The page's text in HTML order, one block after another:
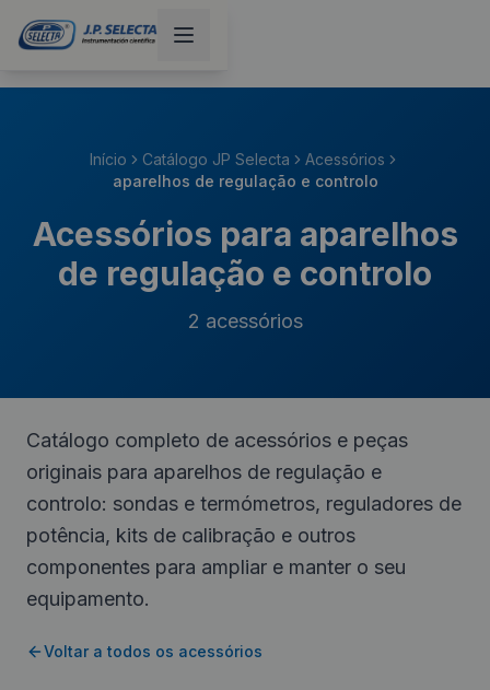
Início Catálogo JP Selecta
Acessórios
aparelhos de regulação e controlo
Acessórios para aparelhos
de regulação e controlo
2 acessórios
Catálogo completo de acessórios e peças
originais para aparelhos de regulação e
controlo: sondas e termómetros, reguladores de
potência, kits de calibração e outros
componentes para ampliar e manter o seu
equipamento.
Voltar a todos os acessórios